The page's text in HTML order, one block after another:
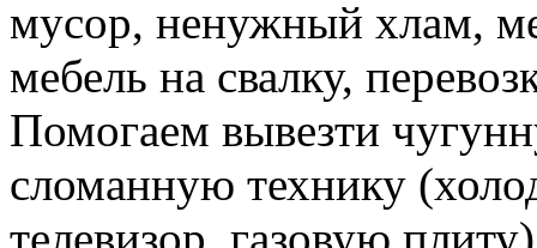
мусор, ненужный хлам,
мебель на свалку,
Помогаем вывезти
сломанную технику